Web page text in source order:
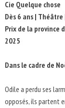
Cie Quelque chose
Dès 6 ans |
Prix de la province
2025
Dans le cadre de
Odile a perdu ses
opposés, ils partent